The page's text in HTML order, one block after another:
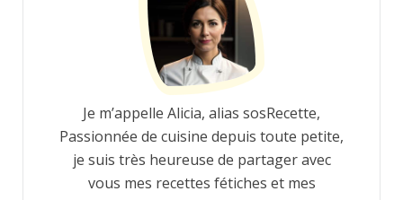
Je m’appelle Alicia, alias sosRecette,
Passionnée de cuisine depuis toute petite,
je suis très heureuse de partager avec
vous mes recettes fétiches et mes